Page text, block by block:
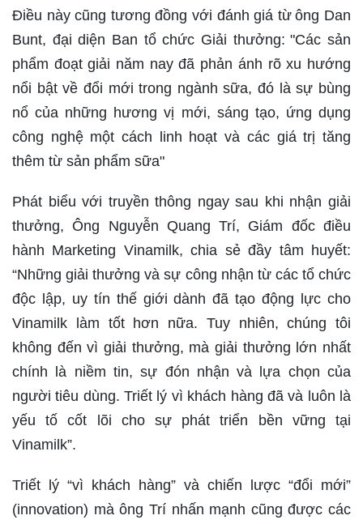
Điều này cũng tương đồng với đánh giá từ ông Dan
Bunt, đại diện Ban tổ chức Giải thưởng: "Các sản
phẩm đoạt giải năm nay đã phản ánh rõ xu hướng
nổi bật về đổi mới trong ngành sữa, đó là sự bùng
nổ của những hương vị mới, sáng tạo, ứng dụng
công nghệ một cách linh hoạt và các giá trị tăng
thêm từ sản phẩm sữa"
Phát biểu với truyền thông ngay sau khi nhận giải
thưởng, Ông Nguyễn Quang Trí, Giám đốc điều
hành Marketing Vinamilk, chia sẻ đầy tâm huyết:
“Những giải thưởng và sự công nhận từ các tổ chức
độc lập, uy tín thế giới dành đã tạo động lực cho
Vinamilk làm tốt hơn nữa. Tuy nhiên, chúng tôi
không đến vì giải thưởng, mà giải thưởng lớn nhất
chính là niềm tin, sự đón nhận và lựa chọn của
người tiêu dùng. Triết lý vì khách hàng đã và luôn là
yếu tố cốt lõi cho sự phát triển bền vững tại
Vinamilk”.
Triết lý “vì khách hàng” và chiến lược “đổi mới”
(innovation) mà ông Trí nhấn mạnh cũng được các